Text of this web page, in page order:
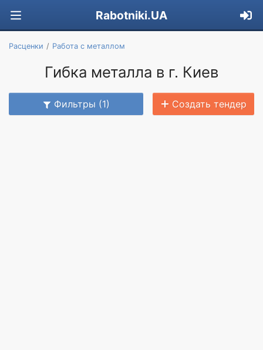
Rabotniki.UA
Расценки Работа с металлом
Гибка металла в г. Киев
Фильтры (1) Создать тендер